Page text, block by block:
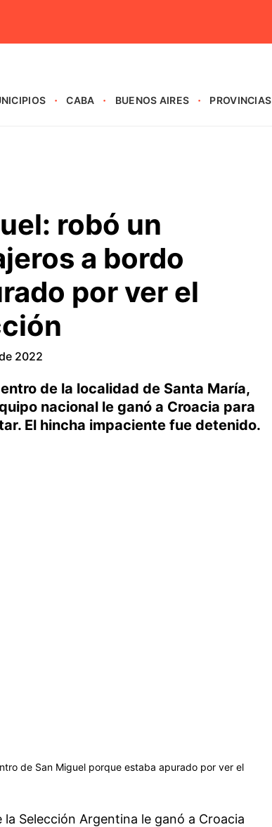
CABA BUENOS AIRES PROVINCIAS
robó un
a bordo
por ver el
2022
de la localidad de Santa María,
nacional le ganó a Croacia para
El hincha impaciente fue detenido.
de San Miguel porque estaba apurado por ver el
Selección Argentina le ganó a Croacia